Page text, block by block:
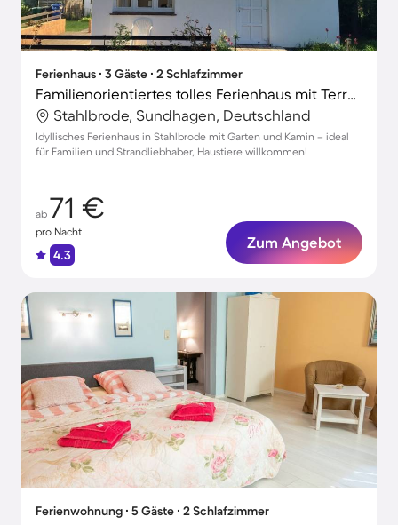
Ferienhaus ∙ 3 Gäste ∙ 2 Schlafzimmer
Familienorientiertes tolles Ferienhaus mit Terrasse, Grill und Garten | Haustiere sind willkommen
Stahlbrode, Sundhagen, Deutschland
Idyllisches Ferienhaus in Stahlbrode mit Garten und Kamin – ideal
für Familien und Strandliebhaber, Haustiere willkommen!
ab 71 €
pro Nacht
4.3
Zum Angebot
Ferienwohnung ∙ 5 Gäste ∙ 2 Schlafzimmer